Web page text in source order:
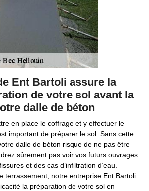
Ent Bartoli assure la
de votre sol avant la
dalle de béton
en place le coffrage et y effectuer le
important de préparer le sol. Sans cette
dalle de béton risque de ne pas être
sûrement pas voir vos futurs ouvrages
et des cas d’infiltration d’eau.
terrassement, notre entreprise Ent Bartoli
la préparation de votre sol en